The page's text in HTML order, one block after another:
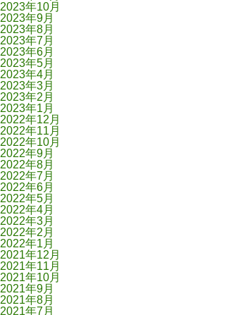
2023年10月
2023年9月
2023年8月
2023年7月
2023年6月
2023年5月
2023年4月
2023年3月
2023年2月
2023年1月
2022年12月
2022年11月
2022年10月
2022年9月
2022年8月
2022年7月
2022年6月
2022年5月
2022年4月
2022年3月
2022年2月
2022年1月
2021年12月
2021年11月
2021年10月
2021年9月
2021年8月
2021年7月